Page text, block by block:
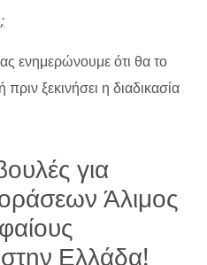
ενημερώνουμε ότι θα το
ξεκινήσει η διαδικασία
για
Άλιμος
Ελλάδα!